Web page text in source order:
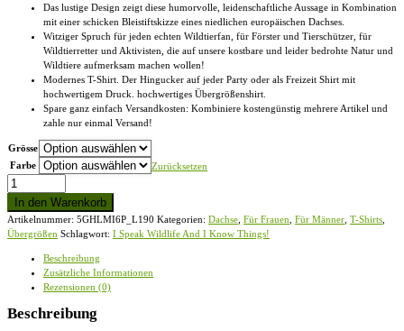
Das lustige Design zeigt diese humorvolle, leidenschaftliche Aussage in Kombination
mit einer schicken Bleistiftskizze eines niedlichen europäischen Dachses.
Witziger Spruch für jeden echten Wildtierfan, für Förster und Tierschützer, für
Wildtierretter und Aktivisten, die auf unsere kostbare und leider bedrohte Natur und
Wildtiere aufmerksam machen wollen!
Modernes T-Shirt. Der Hingucker auf jeder Party oder als Freizeit Shirt mit
hochwertigem Druck. hochwertiges Übergrößenshirt.
Spare ganz einfach Versandkosten: Kombiniere kostengünstig mehrere Artikel und
zahle nur einmal Versand!
Grösse
Farbe
Zurücksetzen
Speak
Wildlife
And
I
Übergrößenshirt
Menge
In den Warenkorb
Artikelnummer: 5GHLMI6P_L190 Kategorien: Dachse Für Frauen Für Männer T-Shirts
Übergrößen Schlagwort: I Speak Wildlife And I Know Things!
Beschreibung
Zusätzliche Informationen
Rezensionen (0)
Beschreibung